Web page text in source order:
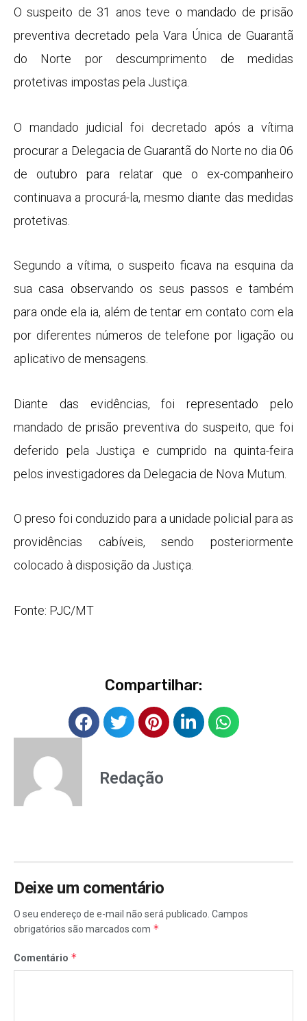
O suspeito de 31 anos teve o mandado de prisão
preventiva decretado pela Vara Única de Guarantã
do Norte por descumprimento de medidas
protetivas impostas pela Justiça.
O mandado judicial foi decretado após a vítima
procurar a Delegacia de Guarantã do Norte no dia 06
de outubro para relatar que o ex-companheiro
continuava a procurá-la, mesmo diante das medidas
protetivas.
Segundo a vítima, o suspeito ficava na esquina da
sua casa observando os seus passos e também
para onde ela ia, além de tentar em contato com ela
por diferentes números de telefone por ligação ou
aplicativo de mensagens.
Diante das evidências, foi representado pelo
mandado de prisão preventiva do suspeito, que foi
deferido pela Justiça e cumprido na quinta-feira
pelos investigadores da Delegacia de Nova Mutum.
O preso foi conduzido para a unidade policial para as
providências cabíveis, sendo posteriormente
colocado à disposição da Justiça.
Fonte: PJC/MT
Compartilhar:
Redação
Deixe um comentário
O seu endereço de e-mail não será publicado. Campos
obrigatórios são marcados com *
Comentário *